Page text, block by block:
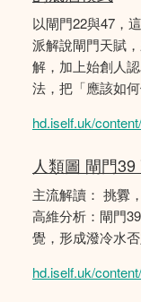
以閘門22與47，
派解說閘門天賦
解，加上始創人
法，把「應該如
hd.iself.uk/
人類圖 閘門
主流解讀： 挑釁
高維分析：閘門
覺，形成潑冷水否
hd.iself.uk/